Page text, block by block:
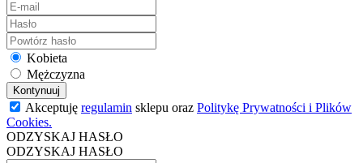
Kobieta
Mężczyzna
Kontynuuj
Akceptuję regulamin sklepu oraz Politykę Prywatności i Plików
Cookies.
ODZYSKAJ HASŁO
ODZYSKAJ HASŁO